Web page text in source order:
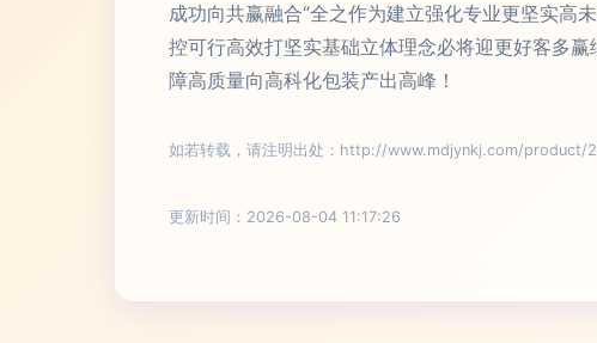
成功向共赢融合“全之作为建立强化专业更坚实
控可行高效打坚实基础立体理念必将迎更好客多
障高质量向高科化包装产出高峰！
如若转载，请注明出处：http://www.mdjynkj.com/product/
更新时间：2026-08-04 11:17:26